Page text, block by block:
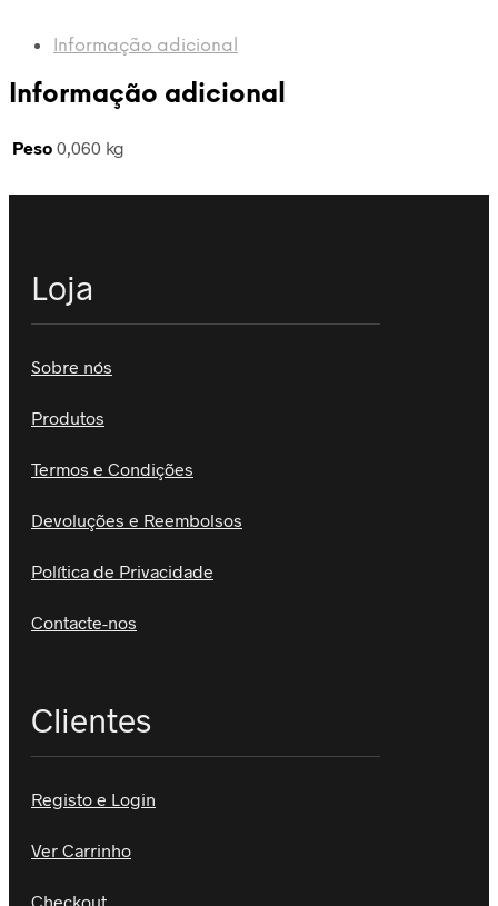
-
MC
Informação adicional
Informação adicional
Peso 0,060 kg
Loja
Sobre nós
Produtos
Termos e Condições
Devoluções e Reembolsos
Política de Privacidade
Contacte-nos
Clientes
Registo e Login
Ver Carrinho
Checkout